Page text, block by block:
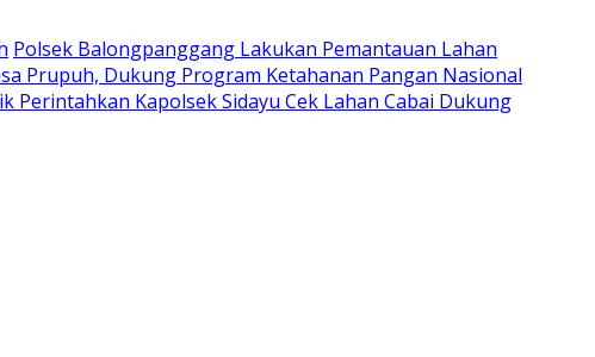
Polsek Balongpanggang Lakukan Pemantauan Lahan
Prupuh, Dukung Program Ketahanan Pangan Nasional
Perintahkan Kapolsek Sidayu Cek Lahan Cabai Dukung